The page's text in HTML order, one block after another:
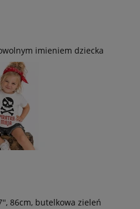
imieniem dziecka
86cm, butelkowa zieleń